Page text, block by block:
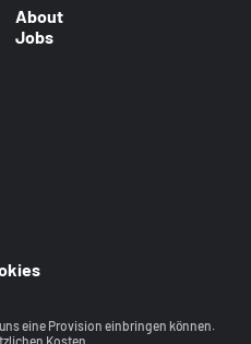
About
Jobs
eine Provision einbringen können.
Kosten.